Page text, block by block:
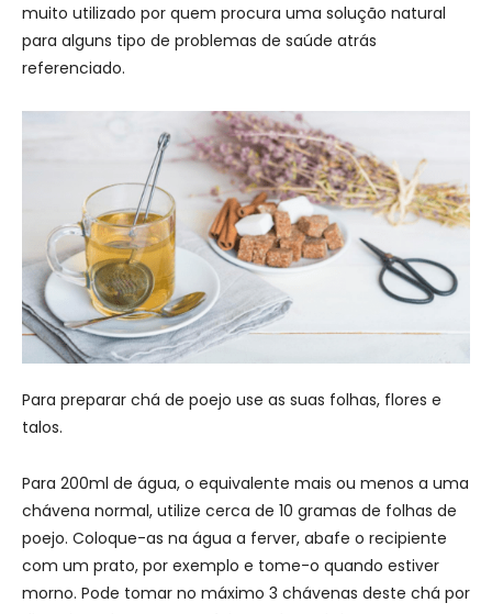
muito utilizado por quem procura uma solução natural
para alguns tipo de problemas de saúde atrás
referenciado.
Para preparar chá de poejo use as suas folhas, flores e
talos.
Para 200ml de água, o equivalente mais ou menos a uma
chávena normal, utilize cerca de 10 gramas de folhas de
poejo. Coloque-as na água a ferver, abafe o recipiente
com um prato, por exemplo e tome-o quando estiver
morno. Pode tomar no máximo 3 chávenas deste chá por